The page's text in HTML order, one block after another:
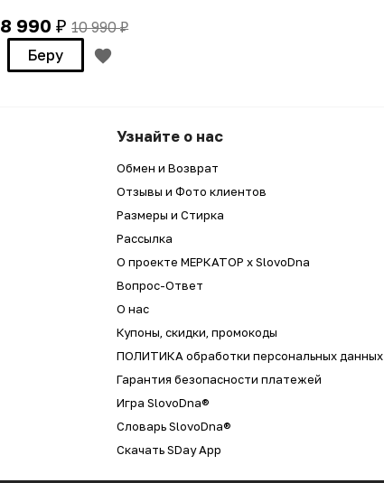
8 990₽ 10 990₽
Беру
Узнайте о нас
Обмен и Возврат
Отзывы и Фото клиентов
Размеры и Стирка
Рассылка
О проекте МЕРКАТОР x SlovoDna
Вопрос-Ответ
О нас
Купоны, скидки, промокоды
ПОЛИТИКА обработки персональных данных
Гарантия безопасности платежей
Игра SlovoDna®
Словарь SlovoDna®
Скачать SDay App